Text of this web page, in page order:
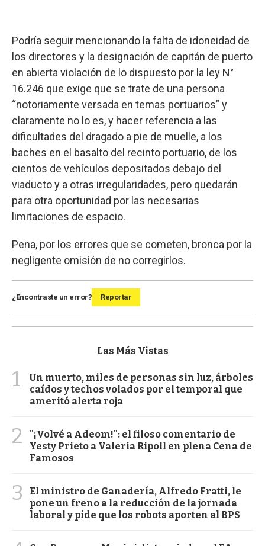
Podría seguir mencionando la falta de idoneidad de
los directores y la designación de capitán de puerto
en abierta violación de lo dispuesto por la ley N°
16.246 que exige que se trate de una persona
“notoriamente versada en temas portuarios” y
claramente no lo es, y hacer referencia a las
dificultades del dragado a pie de muelle, a los
baches en el basalto del recinto portuario, de los
cientos de vehículos depositados debajo del
viaducto y a otras irregularidades, pero quedarán
para otra oportunidad por las necesarias
limitaciones de espacio.
Pena, por los errores que se cometen, bronca por la
negligente omisión de no corregirlos.
¿Encontraste un error? Reportar
Las Más Vistas
1
Un muerto, miles de personas sin luz, árboles
caídos y techos volados por el temporal que
ameritó alerta roja
2
"¡Volvé a Adeom!": el filoso comentario de
Yesty Prieto a Valeria Ripoll en plena Cena de
Famosos
3
El ministro de Ganadería, Alfredo Fratti, le
pone un freno a la reducción de la jornada
laboral y pide que los robots aporten al BPS